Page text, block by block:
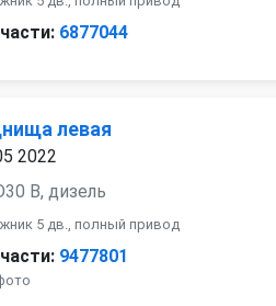
6877044
левая
2022
B, дизель
5 дв., полный привод
9477801